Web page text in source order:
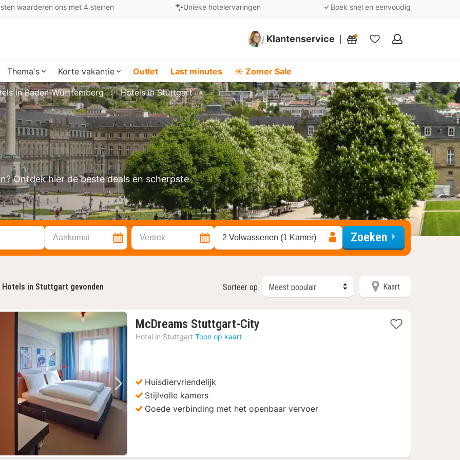
waarderen ons met 4 sterren Unieke hotelervaringen Boek snel en eenvoudig
Klantenservice
Mijn
Thema's Korte vakantie Outlet Last minutes ☀️ Zomer Sale
Ontdek hier de beste deals en scherpste
in Baden-Württemberg Hotels in Stuttgart
Aankomst Vertrek 2 Volwassenen (1 Kamer) Zoeken
Hotels in Stuttgart gevonden Sorteer op Kaart
Vorige foto Volgende foto
McDreams Stuttgart-City
Hotel in Stuttgart Toon op kaart
Huisdiervriendelijk
Stijlvolle kamers
Goede verbinding met het openbaar vervoer